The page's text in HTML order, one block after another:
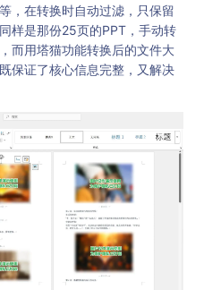
，在转换时自动过滤，只保留
样是那份25页的PPT，手动转
而用塔猫功能转换后的文件大
保证了核心信息完整，又解决